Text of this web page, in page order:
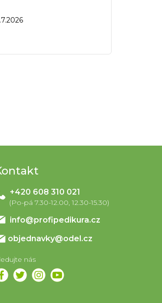
je 5 z 5 hvězdiček.
info@profipedikura.cz
+420 608 310 021
objednavky@odel.cz